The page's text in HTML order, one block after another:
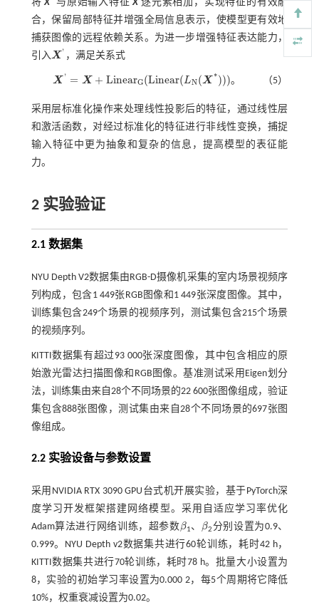
将X 与原始输入特征X 逐元素相加，实现特征的有效融
合，保留局部特征并增强全局信息表示，使模型更有效地
捕获图像的远程依赖关系。为进一步增强特征表达能力，
引入X '
X' ，满足关系式
X ' = X + LinearG(Linear(LN(X *)))。
X'= +L ne r G(Linear(LN(X*)))。 （5）
采用层标准化操作来处理线性投影后的特征，通过线性层
和激活函数，对经过标准化的特征进行非线性变换，捕捉
输入特征中更为抽象和复杂的信息，提高模型的表征能
力。
2 实验验证
2.1 数据集
NYU Depth V2数据集由RGB-D摄像机采集的室内场景视频序
列构成，包含1 449张RGB图像和1 449张深度图像。其中，
训练集包含249个场景的视频序列，测试集包含215个场景
的视频序列。
KITTI数据集有超过93 000张深度图像，其中包含相应的原
始激光雷达扫描图像和RGB图像。基准测试采用Eigen划分
法，训练集由来自28个不同场景的22 600张图像组成，验证
集包含888张图像，测试集由来自28个不同场景的697张图
像组成。
2.2 实验设备与参数设置
采用NVIDIA RTX 3090 GPU台式机开展实验，基于PyTorch深
度学习开发框架搭建网络模型。采用自适应学习率优化
Adam算法进行网络训练，超参数β
β 1、 β
β2分别设置为0.9、
0.999。NYU Depth v2数据集共进行60轮训练，耗时42 h，
KITTI数据集共进行70轮训练，耗时78 h。批量大小设置为
8，实验的初始学习率设置为0.000 2，每5个周期将它降低
10%，权重衰减设置为0.02。